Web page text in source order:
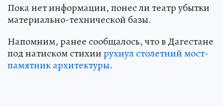
Пока нет информации, понес ли театр убытки
материально-технической базы.
Напомним, ранее сообщалось, что в Дагестане
под натиском стихиирухнул столетний мост-
памятник архитектуры.